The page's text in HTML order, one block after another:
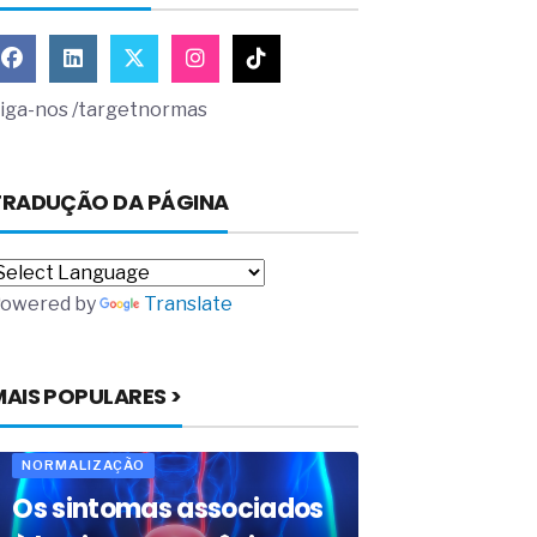
nos /targetnormas
DA PÁGINA
by Translate
POPULARES >
NORMALIZAÇÃO
Os sintomas associados